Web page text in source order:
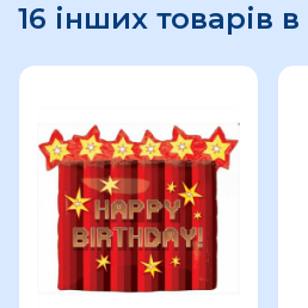
16 інших товарів в